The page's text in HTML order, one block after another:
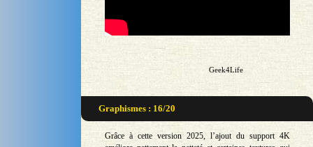
Geek4Life
Graphismes : 16/20
Grâce à cette version 2025, l’ajout du support 4K